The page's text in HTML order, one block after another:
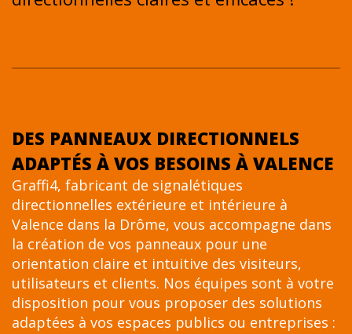
DES PANNEAUX DIRECTIONNELS
ADAPTÉS À VOS BESOINS À VALENCE
Graffi4, fabricant de signalétiques
directionnelles extérieure et intérieure à
Valence dans la Drôme, vous accompagne dans
la création de vos panneaux pour une
orientation claire et intuitive des visiteurs,
utilisateurs et clients. Nos équipes sont à votre
disposition pour vous proposer des solutions
adaptées à vos espaces publics ou entreprises :